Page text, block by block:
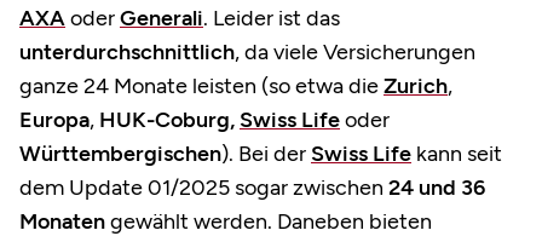
AXAoderGenerali. Leider ist das
unterdurchschnittlich, da viele Versicherungen
ganze 24 Monate leisten (so etwa dieZurich,
Europa, HUK-Coburg, Swiss Lifeoder
Württembergischen). Bei der Swiss Life kann seit
dem Update 01/2025 sogar zwischen 24 und 36
Monatengewählt werden. Daneben bieten